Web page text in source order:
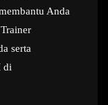
Anda
serta
di